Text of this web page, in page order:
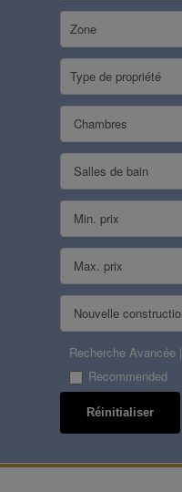
Zone
Type de propriété
Recherche Avancée|
Recommended